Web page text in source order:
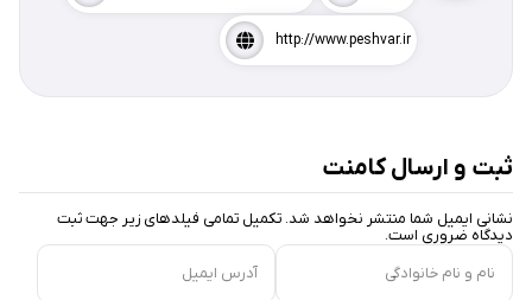
http://www.peshvar.ir
ثبت و ارسال کامنت
نشانی ایمیل شما منتشر نخواهد شد. تکمیل تمامی فیلد‌های زیر جهت ثبت
دیدگاه ضروری است.
نام و نام خانوادگی
آدرس ایمیل